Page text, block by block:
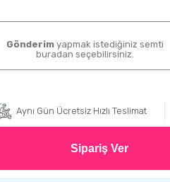
Gönderim yapmak istediğiniz semti
buradan seçebilirsiniz.
Aynı Gün Ücretsiz Hızlı Teslimat
Sipariş Ver